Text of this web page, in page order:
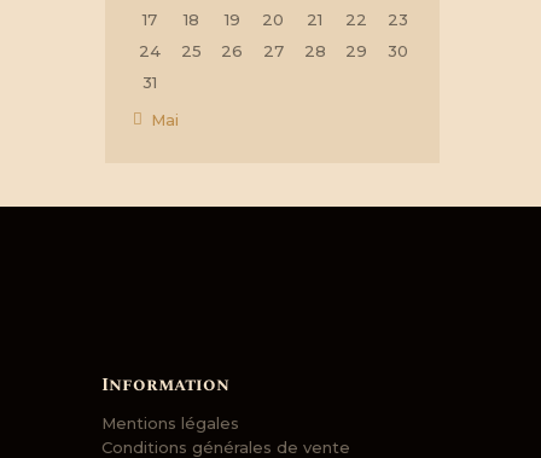
17
18 19 20 21 22
23
24
25 26 27 28 29
30
31
« Mai
Information
Mentions légales
Conditions générales de vente